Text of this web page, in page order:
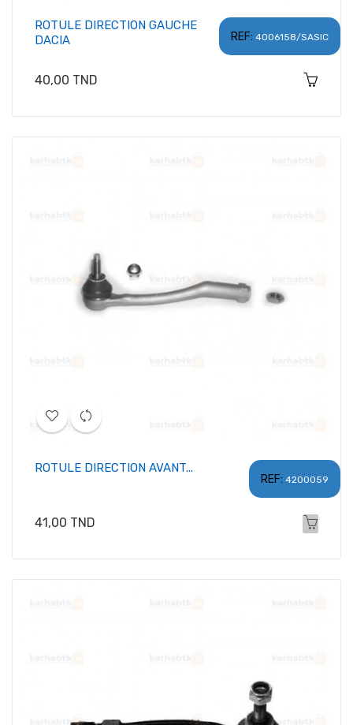
REF: 4006158/SASIC
ROTULE DIRECTION GAUCHE
DACIA
Prix
40,00 TND
REF: 4200059
ROTULE DIRECTION AVANT...
Prix
41,00 TND